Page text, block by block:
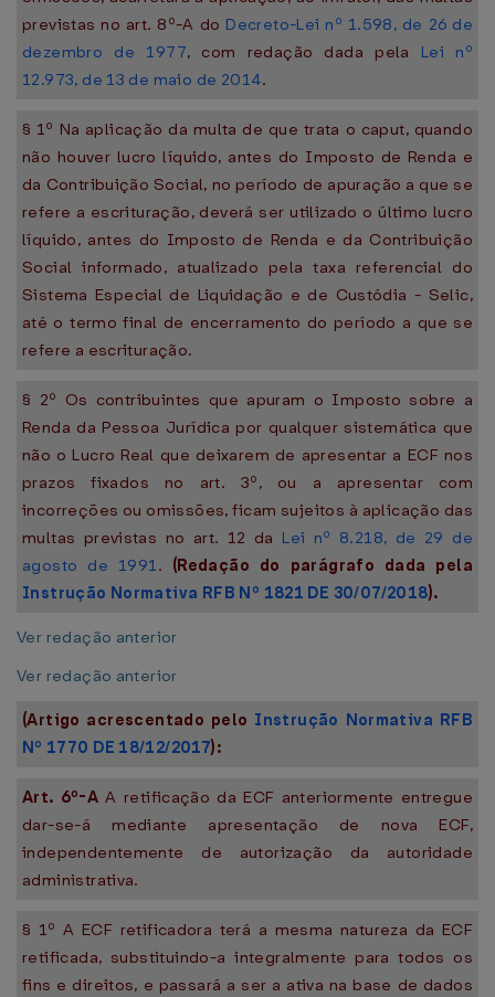
previstas no art. 8º-A do Decreto-Lei nº 1.598, de 26 de
dezembro de 1977, com redação dada pela Lei nº
12.973, de 13 de maio de 2014.
§ 1º Na aplicação da multa de que trata o caput, quando
não houver lucro líquido, antes do Imposto de Renda e
da Contribuição Social, no período de apuração a que se
refere a escrituração, deverá ser utilizado o último lucro
líquido, antes do Imposto de Renda e da Contribuição
Social informado, atualizado pela taxa referencial do
Sistema Especial de Liquidação e de Custódia - Selic,
até o termo final de encerramento do período a que se
refere a escrituração.
§ 2º Os contribuintes que apuram o Imposto sobre a
Renda da Pessoa Jurídica por qualquer sistemática que
não o Lucro Real que deixarem de apresentar a ECF nos
prazos fixados no art. 3º, ou a apresentar com
incorreções ou omissões, ficam sujeitos à aplicação das
multas previstas no art. 12 da Lei nº 8.218, de 29 de
agosto de 1991. (Redação do parágrafo dada pela
Instrução Normativa RFB Nº 1821 DE 30/07/2018).
Ver redação anterior
Ver redação anterior
(Artigo acrescentado pelo Instrução Normativa RFB
Nº 1770 DE 18/12/2017):
Art. 6º-A A retificação da ECF anteriormente entregue
dar-se-á mediante apresentação de nova ECF,
independentemente de autorização da autoridade
administrativa.
§ 1º A ECF retificadora terá a mesma natureza da ECF
retificada, substituindo-a integralmente para todos os
fins e direitos, e passará a ser a ativa na base de dados